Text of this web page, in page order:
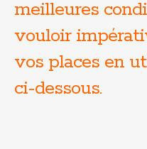
meilleures
vouloir
vos places en
ci-dessous.